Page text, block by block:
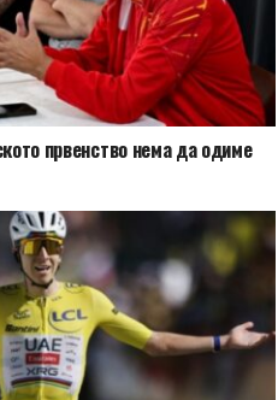
првенство нема да одиме